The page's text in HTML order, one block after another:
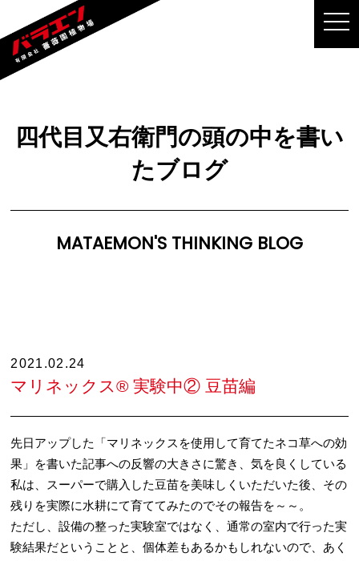
四代目又右衛門の頭の中を書い
たブログ
MATAEMON'S THINKING BLOG
2021.02.24
マリネックス® 実験中② 豆苗編
先日アップした「マリネックスを使用して育てたネコ草への効
果」を書いた記事への反響の大きさに驚き、気を良くしている
私は、スーパーで購入した豆苗を美味しくいただいた後、その
残りを実際に水耕にて育ててみたのでその報告を～～。
ただし、設備の整った実験室ではなく、通常の室内で行った実
験結果だということと、個体差もあるかもしれないので、あく